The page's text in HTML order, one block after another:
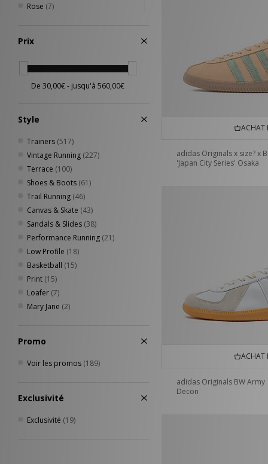
49(1)
Rose (7)
Orange
BLACKBERRY
Or / dorée(1)
Siver Metallic(1)
Prix
Style
Trainers (517)
Vintage Running (227)
Terrace (100)
Shoes & Boots (61)
Trail Running (46)
Canvas & Skate (43)
Sandals & Slides (38)
Performance Running (21)
Low Profile (18)
Basketball (15)
Print (15)
Loafer (7)
Mary Jane (2)
Promo
Voir les promos (189)
Exclusivité
Exclusivité (19)
ACHAT
adidas Originals x size? x
'Japan City Series' Osaka
ACHAT
adidas Originals BW Army
Decon